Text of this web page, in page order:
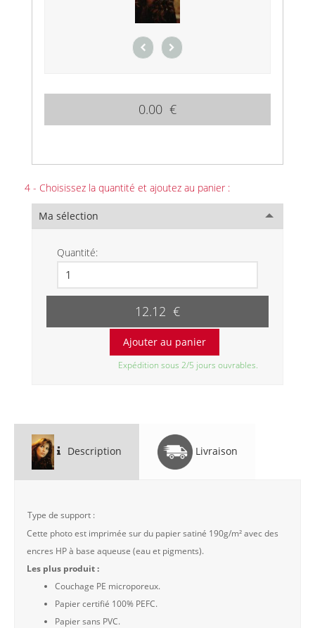
0.00 €
4 - Choisissez la quantité et ajoutez au panier :
Ma sélection
Quantité:
12.12 €
Expédition sous 2/5 jours ouvrables.
Description Livraison
Type de support :
Cette photo est imprimée sur du papier satiné 190g/m² avec des
encres HP à base aqueuse (eau et pigments).
Les plus produit :
Couchage PE microporeux.
Papier certifié 100% PEFC.
Papier sans PVC.